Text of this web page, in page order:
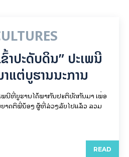
າປະດັບດິນ” ປະເພນີ
ແຕ່ບູຮານນະການ
ນີທີ່ບູຮານໄດ້ພາກັນປະຕິບັດກັນມາ ເພື່ອ
າດຕິພີ່ນ້ອງ ຜູ້ທີ່ລ່ວງລັບໄປແລ້ວ ລວມ
READ